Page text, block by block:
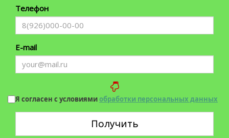
Телефон
E-mail
Я согласен с условиямиобработки персональных данных
Получить